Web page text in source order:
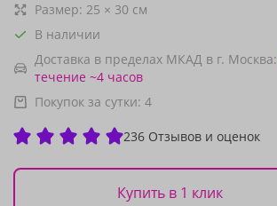
Размер: 25 × 30 см
В наличии
Доставка в пределах МКАД в г. Москва:
течение ~4 часов
Покупок за сутки: 4
236 Отзывов и оценок
Купить в 1 клик